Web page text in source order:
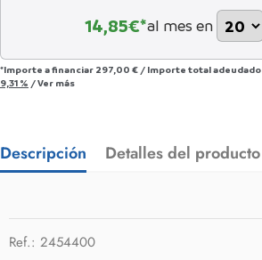
14,85€*al mes en
*Importe a financiar 297,00 € / Importe total adeudado
9,31 % /Ver más
Descripción Detalles del producto
Ref.: 2454400